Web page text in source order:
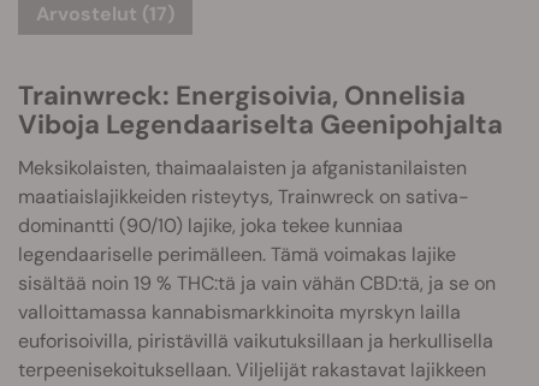
Arvostelut (17)
Trainwreck: Energisoivia, Onnelisia
Viboja Legendaariselta Geenipohjalta
Meksikolaisten, thaimaalaisten ja afganistanilaisten
maatiaislajikkeiden risteytys, Trainwreck on sativa-
dominantti (90/10) lajike, joka tekee kunniaa
legendaariselle perimälleen. Tämä voimakas lajike
sisältää noin 19 % THC:tä ja vain vähän CBD:tä, ja se on
valloittamassa kannabismarkkinoita myrskyn lailla
euforisoivilla, piristävillä vaikutuksillaan ja herkullisella
terpeenisekoituksellaan. Viljelijät rakastavat lajikkeen